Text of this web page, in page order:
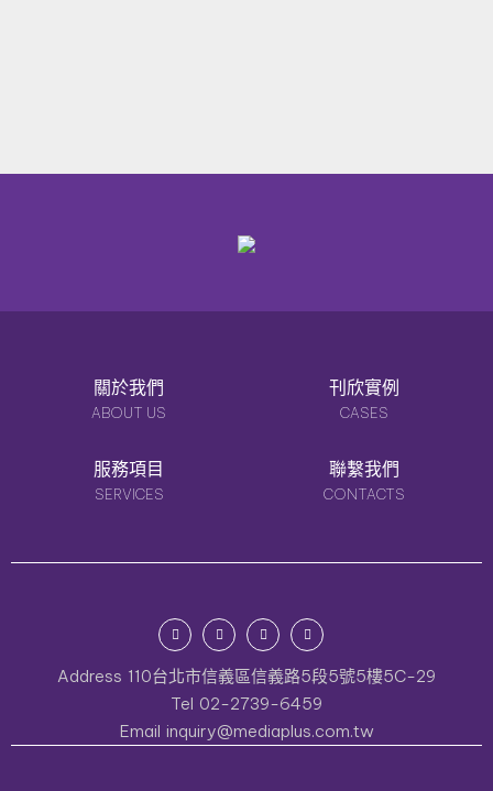
關於我們
ABOUT US
刊欣實例
CASES
服務項目
SERVICES
聯繫我們
CONTACTS
Address 110台北市信義區信義路5段5號5樓5C-29
Tel 02-2739-6459
Email inquiry@mediaplus.com.tw